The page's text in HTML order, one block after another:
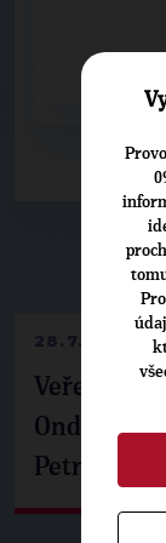
28.7.2026
Veřejné
Ondřej
Petrem